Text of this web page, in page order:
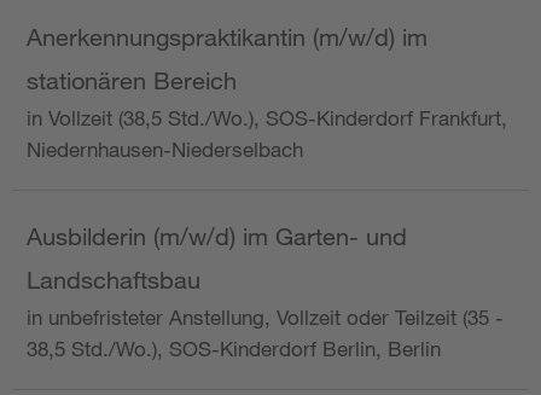
Anerkennungspraktikantin (m/w/d) im
stationären Bereich
in Vollzeit (38,5 Std./Wo.), SOS-Kinderdorf Frankfurt,
Niedernhausen-Niederselbach
Ausbilderin (m/w/d) im Garten- und
Landschaftsbau
in unbefristeter Anstellung, Vollzeit oder Teilzeit (35 -
38,5 Std./Wo.), SOS-Kinderdorf Berlin, Berlin